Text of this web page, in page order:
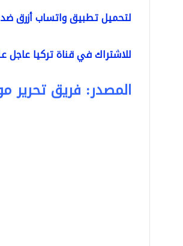
لتحميل تطبيق واتساب أزرق
للاشتراك في قناة تركيا عاجل
المصدر: فريق تحرير